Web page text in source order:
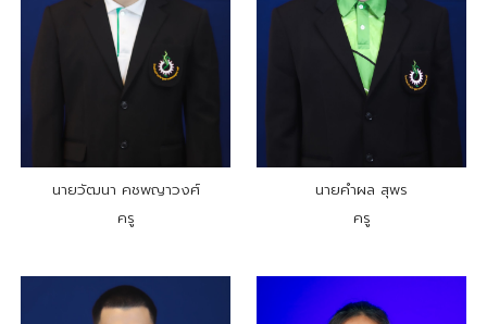
นายวัฒนา คชพญาวงศ์
ครู
นายคำผล สุพร
ครู